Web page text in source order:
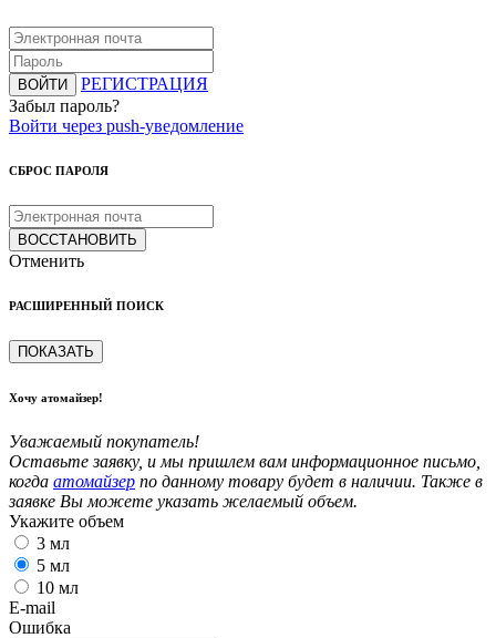
ВОЙТИ
РЕГИСТРАЦИЯ
Забыл пароль?
Войти через push-уведомление
СБРОС ПАРОЛЯ
ВОССТАНОВИТЬ
Отменить
РАСШИРЕННЫЙ ПОИСК
ПОКАЗАТЬ
Хочу атомайзер!
Уважаемый покупатель!
Оставьте заявку, и мы пришлем вам информационное письмо,
когда атомайзер по данному товару будет в наличии. Также в
заявке Вы можете указать желаемый объем.
Укажите объем
3 мл
5 мл
10 мл
E-mail
Ошибка